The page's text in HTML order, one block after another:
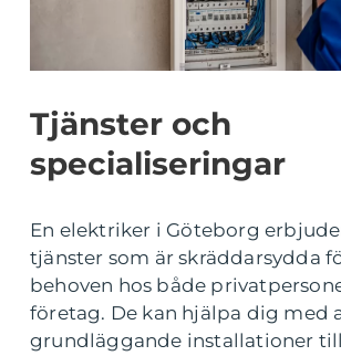
Tjänster och
specialiseringar
En elektriker i Göteborg
tjänster som är skräddarsydda
behoven hos både
företag. De kan hjälpa dig med
grundläggande installationer